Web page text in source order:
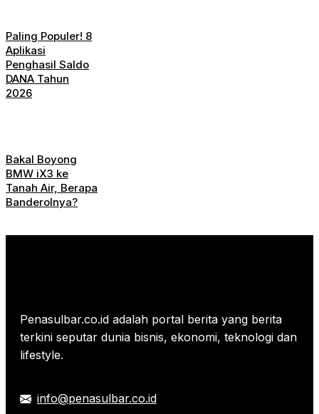
Paling Populer! 8
Aplikasi
Penghasil Saldo
DANA Tahun
2026
Bakal Boyong
BMW iX3 ke
Tanah Air, Berapa
Banderolnya?
Penasulbar.co.id adalah portal berita yang berita
terkini seputar dunia bisnis, ekonomi, teknologi dan
lifestyle.
info@penasulbar.co.id